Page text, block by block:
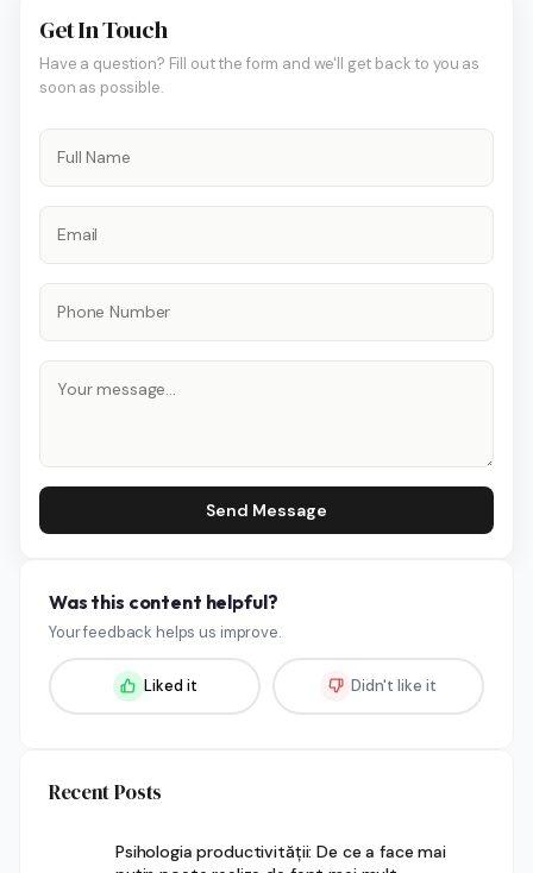
Get In Touch
Have a question? Fill out the form and we'll get back to you as
soon as possible.
Send Message
Was this content helpful?
Your feedback helps us improve.
Liked it Didn't like it
Recent Posts
Psihologia productivității: De ce a face mai